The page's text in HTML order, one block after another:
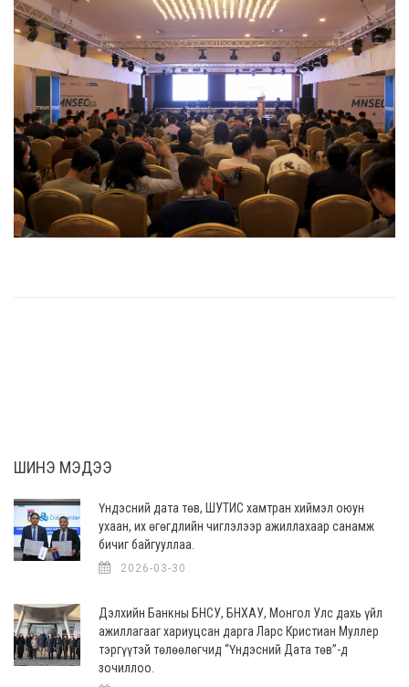
ШИНЭ МЭДЭЭ
Үндэсний дата төв, ШУТИС хамтран хиймэл оюун
ухаан, их өгөгдлийн чиглэлээр ажиллахаар санамж
бичиг байгууллаа.
2026-03-30
Дэлхийн Банкны БНСУ, БНХАУ, Монгол Улс дахь үйл
ажиллагааг хариуцсан дарга Ларс Кристиан Муллер
тэргүүтэй төлөөлөгчид “Үндэсний Дата төв”-д
зочиллоо.